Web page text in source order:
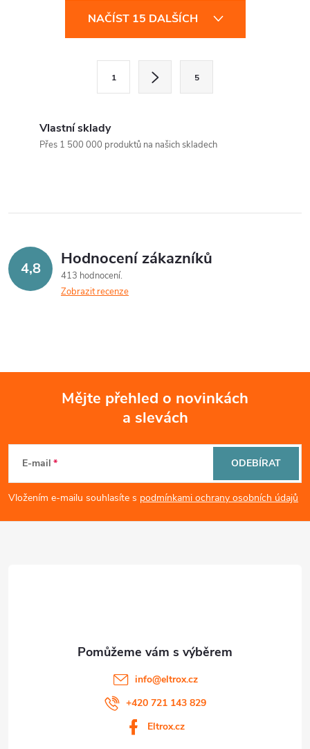
í
r
v
v
s
NAČÍST 15 DALŠÍCH
í
1 5
Vlastní sklady
Přes 1 500 000 produktů na našich skladech
4,8 Hodnocení zákazníků
413 hodnocení
Zobrazit recenze
p
a
Mějte přehled o novinkách
a slevách
E-mail
Vložením e-mailu souhlasíte s podmínkami ochrany osobních údajů
ODEBÍRAT
info@eltrox.cz
+420 721 143 829
Eltrox.cz